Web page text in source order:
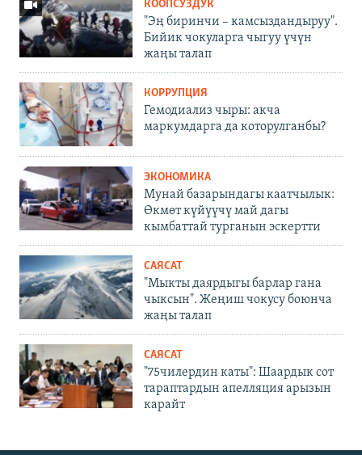
КООПСУЗДУК
"Эң биринчи – камсыздандыруу".
Бийик чокуларга чыгуу үчүн
жаңы талап
КОРРУПЦИЯ
Гемодиализ чыры: акча
маркумдарга да которулганбы?
ЭКОНОМИКА
Мунай базарындагы каатчылык:
Өкмөт күйүүчү май дагы
кымбаттай турганын эскертти
САЯСАТ
"Мыкты даярдыгы барлар гана
чыксын". Жеңиш чокусу боюнча
жаңы талап
САЯСАТ
"75чилердин каты": Шаардык сот
тараптардын апелляция арызын
карайт